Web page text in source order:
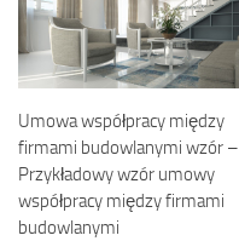
Umowa współpracy między
firmami budowlanymi wzór –
Przykładowy wzór umowy
współpracy między firmami
budowlanymi